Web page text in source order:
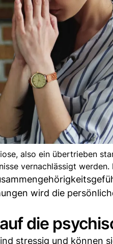
also ein übertrieben
vernachlässigt
wird die
die
stressig und können